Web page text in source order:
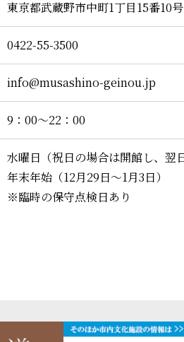
東京都武蔵野市中町1丁目15番10号
0422-55-3500
info@musashino-geinou.jp
9：00～22：00
水曜日（祝日の場合は開館し、翌
年末年始（12月29日～1月3日）
※臨時の保守点検日あり